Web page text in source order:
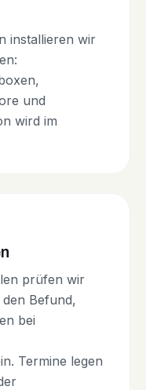
installieren wir
und
wird im
prüfen wir
Befund,
bei
Termine legen